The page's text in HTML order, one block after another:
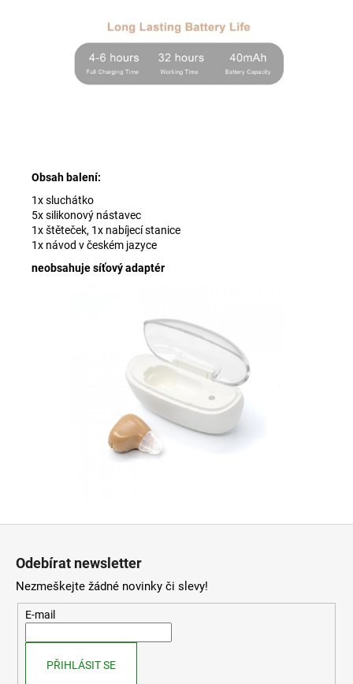
Obsah balení:
1x sluchátko
5x silikonový nástavec
1x štěteček, 1x nabíjecí stanice
1x návod v českém jazyce
neobsahuje síťový adaptér
Odebírat newsletter
Nezmeškejte žádné novinky či slevy!
E-mail
PŘIHLÁSIT SE